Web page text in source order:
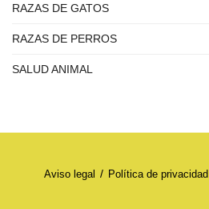
RAZAS DE GATOS
RAZAS DE PERROS
SALUD ANIMAL
Aviso legal Política de privacidad